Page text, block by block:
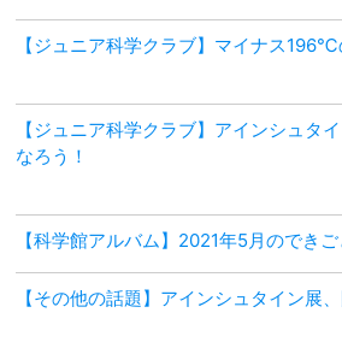
【ジュニア科学クラブ】マイナス
【ジュニア科学クラブ】アインシュタ
なろう！
【科学館アルバム】2021年5月のできご
【その他の話題】アインシュタイン展、